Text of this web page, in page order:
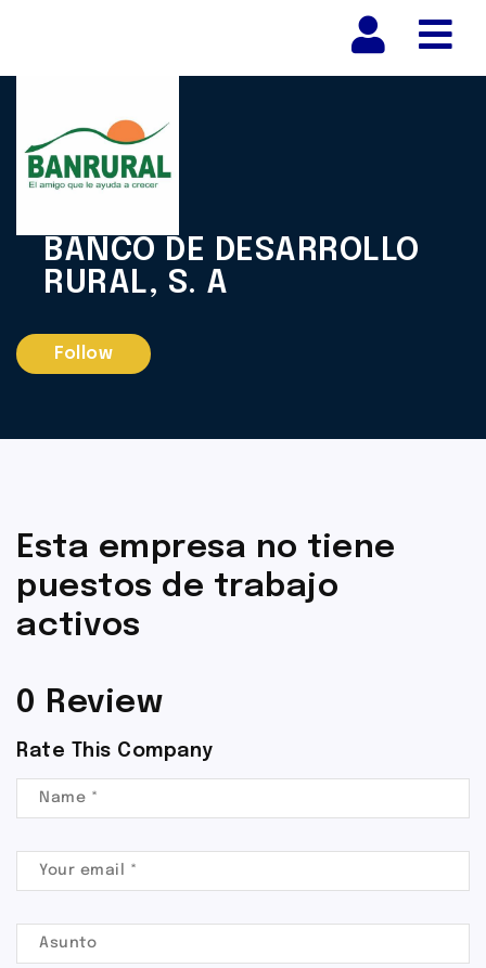
BANCO DE DESARROLLO
RURAL, S. A
Follow
Esta empresa no tiene
puestos de trabajo
activos
0 Review
Rate This Company